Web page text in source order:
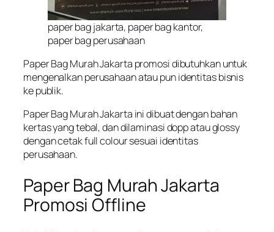
paper bag jakarta, paper bag kantor,
paper bag perusahaan
Paper Bag Murah Jakarta promosi dibutuhkan untuk
mengenalkan perusahaan atau pun identitas bisnis
ke publik.
Paper Bag Murah Jakarta ini dibuat dengan bahan
kertas yang tebal, dan dilaminasi dopp atau glossy
dengan cetak full colour sesuai identitas
perusahaan.
Paper Bag Murah Jakarta
Promosi Offline